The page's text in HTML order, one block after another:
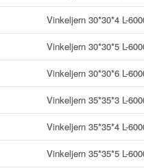
Vinkeljern 30*30*4 L-
Vinkeljern 30*30*5 L-
Vinkeljern 30*30*6 L-
Vinkeljern 35*35*3 L-
Vinkeljern 35*35*4 L-
Vinkeljern 35*35*5 L-